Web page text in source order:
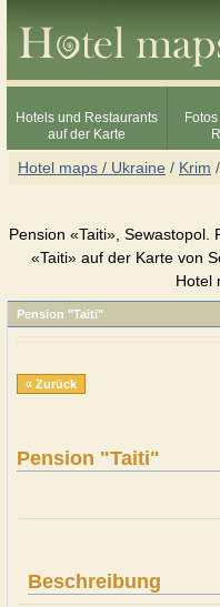
Hotels und Restaurants
auf der Karte
Hotel maps / Ukraine / Krim /
Pension «Taiti», Sewastopol.
«Taiti» auf der Karte von
Hotel
Pension "Taiti"
« Zurück
Pension "Taiti"
Beschreibung